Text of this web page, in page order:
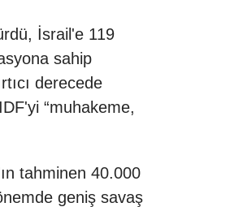
İsrail'e 119
sahip
derecede
“muhakeme,
tahminen 40.000
geniş savaş